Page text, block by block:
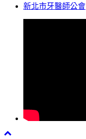
新北市牙醫師公會